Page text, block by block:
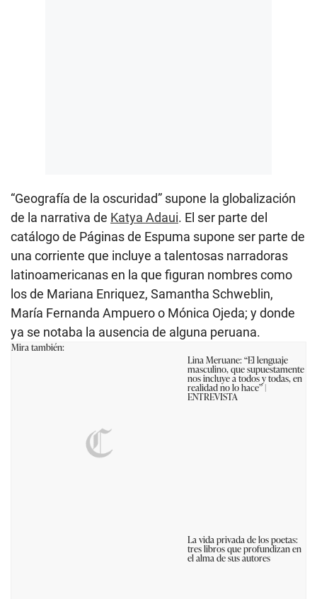
“Geografía de la oscuridad” supone la globalización
de la narrativa de Katya Adaui. El ser parte del
catálogo de Páginas de Espuma supone ser parte de
una corriente que incluye a talentosas narradoras
latinoamericanas en la que figuran nombres como
los de Mariana Enriquez, Samantha Schweblin,
María Fernanda Ampuero o Mónica Ojeda; y donde
ya se notaba la ausencia de alguna peruana.
Mira también:
Lina Meruane: “El lenguaje
masculino, que supuestamente
nos incluye a todos y todas, en
realidad no lo hace” |
ENTREVISTA
La vida privada de los poetas:
tres libros que profundizan en
el alma de sus autores